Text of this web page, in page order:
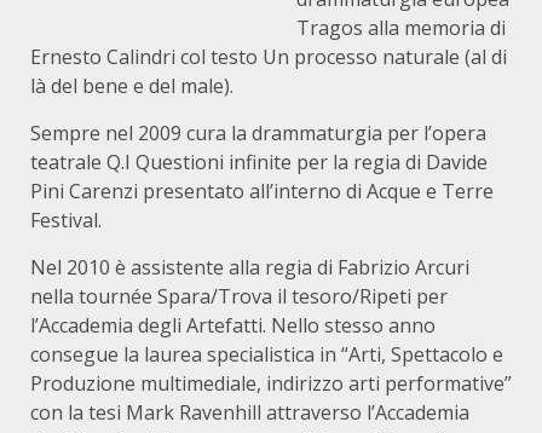
Tragos alla memoria di
Ernesto Calindri col testo Un processo naturale (al di
là del bene e del male).
Sempre nel 2009 cura la drammaturgia per l’opera
teatrale Q.I Questioni infinite per la regia di Davide
Pini Carenzi presentato all’interno di Acque e Terre
Festival.
Nel 2010 è assistente alla regia di Fabrizio Arcuri
nella tournée Spara/Trova il tesoro/Ripeti per
l’Accademia degli Artefatti. Nello stesso anno
consegue la laurea specialistica in “Arti, Spettacolo e
Produzione multimediale, indirizzo arti performative”
con la tesi Mark Ravenhill attraverso l’Accademia